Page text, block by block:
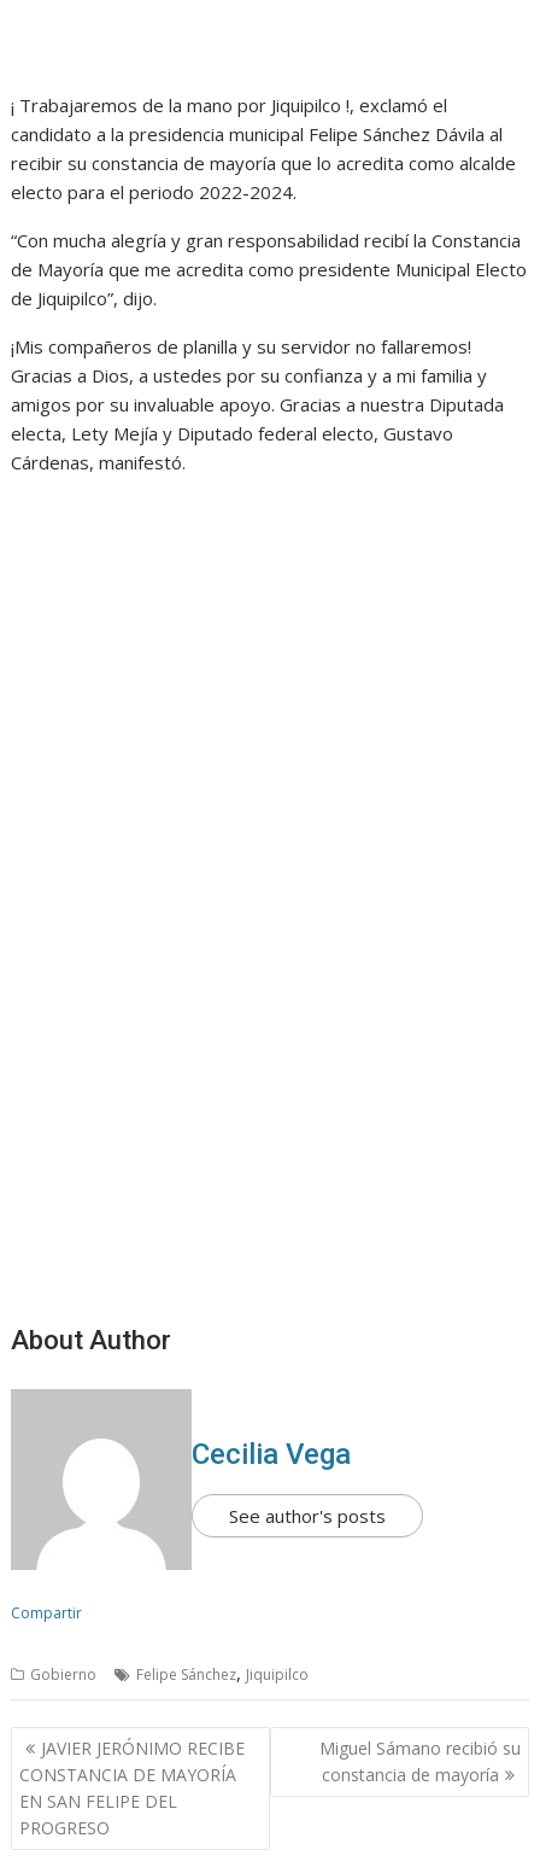
¡ Trabajaremos de la mano por Jiquipilco !, exclamó el
candidato a la presidencia municipal Felipe Sánchez Dávila al
recibir su constancia de mayoría que lo acredita como alcalde
electo para el periodo 2022-2024.
“Con mucha alegría y gran responsabilidad recibí la Constancia
de Mayoría que me acredita como presidente Municipal Electo
de Jiquipilco”, dijo.
¡Mis compañeros de planilla y su servidor no fallaremos!
Gracias a Dios, a ustedes por su confianza y a mi familia y
amigos por su invaluable apoyo. Gracias a nuestra Diputada
electa, Lety Mejía y Diputado federal electo, Gustavo
Cárdenas, manifestó.
About Author
Cecilia Vega
See author's posts
Compartir
Gobierno Felipe Sánchez, Jiquipilco
N
a
v
e
JAVIER JERÓNIMO RECIBE
CONSTANCIA DE MAYORÍA
EN SAN FELIPE DEL
PROGRESO
Miguel Sámano recibió su
constancia de mayoría